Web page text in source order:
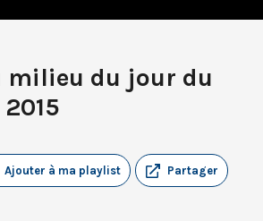
milieu du jour du
Partager
Ajouter à ma playlist